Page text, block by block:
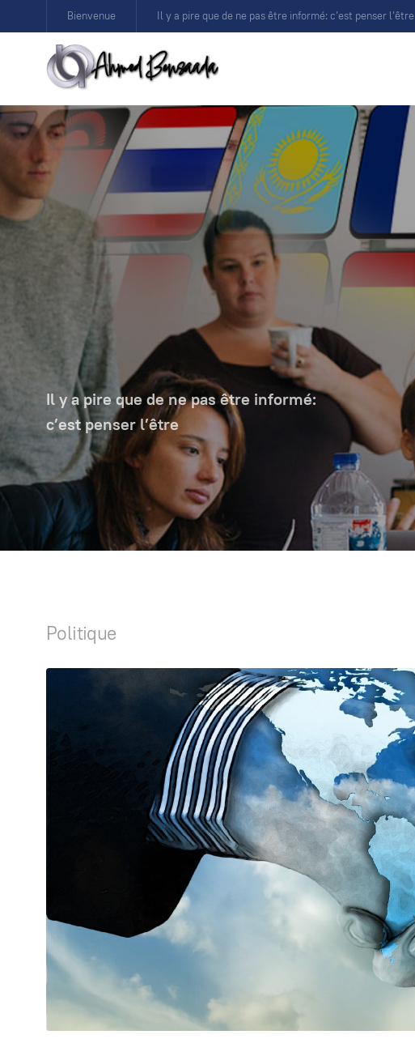
Bienvenue Il y a pire que de ne pas être informé: c’est penser l’être
Il y a pire que de ne pas être informé:
c’est penser l’être
Politique